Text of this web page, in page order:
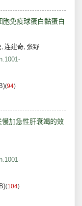
免疫球蛋白黏蛋白
, 连建奇, 张野
(94)
加急性肝衰竭的效
(104)